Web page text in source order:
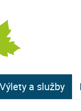
Výlety a služby